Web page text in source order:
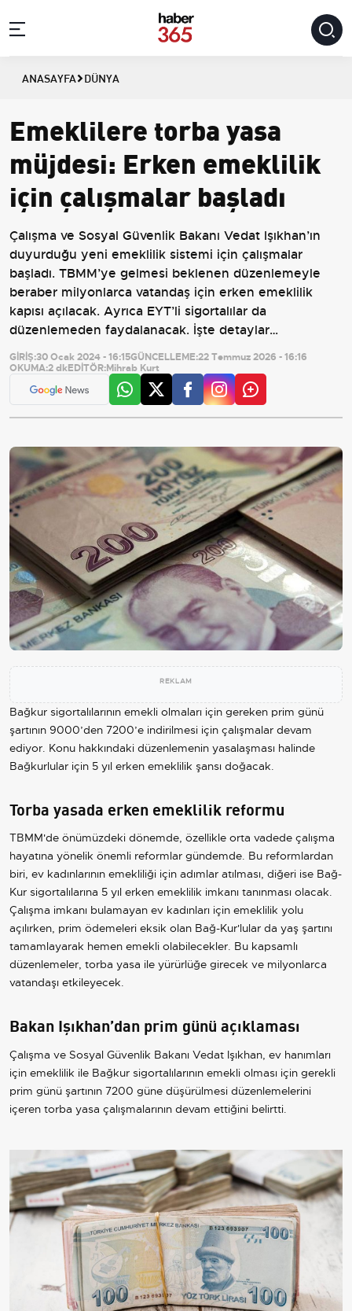
ANASAYFA DÜNYA
Emeklilere torba yasa
müjdesi: Erken emeklilik
için çalışmalar başladı
Çalışma ve Sosyal Güvenlik Bakanı Vedat Işıkhan’ın
duyurduğu yeni emeklilik sistemi için çalışmalar
başladı. TBMM’ye gelmesi beklenen düzenlemeyle
beraber milyonlarca vatandaş için erken emeklilik
kapısı açılacak. Ayrıca EYT’li sigortalılar da
düzenlemeden faydalanacak. İşte detaylar…
GİRİŞ:30 Ocak 2024 - 16:15GÜNCELLEME:22 Temmuz 2026 - 16:16
OKUMA:2 dkEDİTÖR:Mihrab Kurt
REKLAM
Bağkur sigortalılarının emekli olmaları için gereken prim günü
şartının 9000’den 7200’e indirilmesi için çalışmalar devam
ediyor. Konu hakkındaki düzenlemenin yasalaşması halinde
Bağkurlular için 5 yıl erken emeklilik şansı doğacak.
Torba yasada erken emeklilik reformu
TBMM'de önümüzdeki dönemde, özellikle orta vadede çalışma
hayatına yönelik önemli reformlar gündemde. Bu reformlardan
biri, ev kadınlarının emekliliği için adımlar atılması, diğeri ise Bağ-
Kur sigortalılarına 5 yıl erken emeklilik imkanı tanınması olacak.
Çalışma imkanı bulamayan ev kadınları için emeklilik yolu
açılırken, prim ödemeleri eksik olan Bağ-Kur'lular da yaş şartını
tamamlayarak hemen emekli olabilecekler. Bu kapsamlı
düzenlemeler, torba yasa ile yürürlüğe girecek ve milyonlarca
vatandaşı etkileyecek.
Bakan Işıkhan’dan prim günü açıklaması
Çalışma ve Sosyal Güvenlik Bakanı Vedat Işıkhan, ev hanımları
için emeklilik ile Bağkur sigortalılarının emekli olması için gerekli
prim günü şartının 7200 güne düşürülmesi düzenlemelerini
içeren torba yasa çalışmalarının devam ettiğini belirtti.